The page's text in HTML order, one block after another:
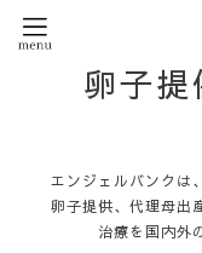
卵子
エンジェルバンクは
卵子提供、代理母出
治療を国内外